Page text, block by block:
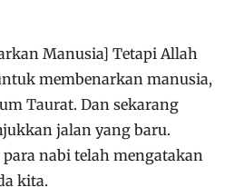
Manusia] Tetapi Allah
membenarkan manusia,
Taurat. Dan sekarang
jalan yang baru.
nabi telah mengatakan
kita.